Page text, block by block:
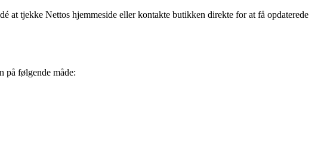
at tjekke Nettos hjemmeside eller kontakte butikken direkte for at få opdaterede
på følgende måde: